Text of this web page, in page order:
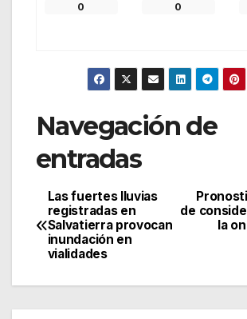
0 0
Navegación de
entradas
de
la
Las fuertes lluvias
registradas en
Salvatierra provocan
inundación en
vialidades